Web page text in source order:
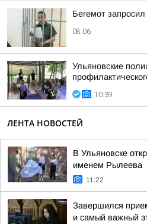
Бегемот
08:06
Ульяновские
10:39
ЛЕНТА НОВОСТЕЙ
В Ульяновске
именем Рылеева
11:22
Завершился
и самый важный